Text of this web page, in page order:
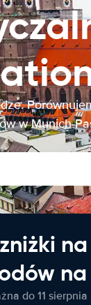
w Munich-
do 11